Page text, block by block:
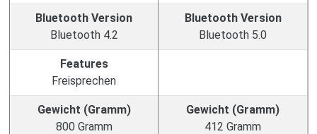
Bluetooth Version
Bluetooth 4.2
Bluetooth Version
Bluetooth 5.0
Features
Freisprechen
Gewicht (Gramm)
800 Gramm
Gewicht (Gramm)
412 Gramm